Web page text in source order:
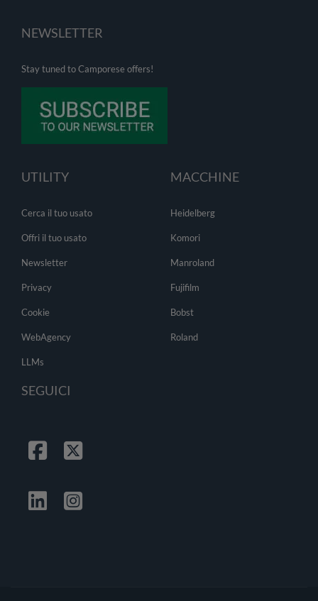
NEWSLETTER
Stay tuned to Camporese offers!
UTILITY
Cerca il tuo usato
Offri il tuo usato
Newsletter
Privacy
Cookie
WebAgency
LLMs
MACCHINE
Heidelberg
Komori
Manroland
Fujifilm
Bobst
Roland
SEGUICI